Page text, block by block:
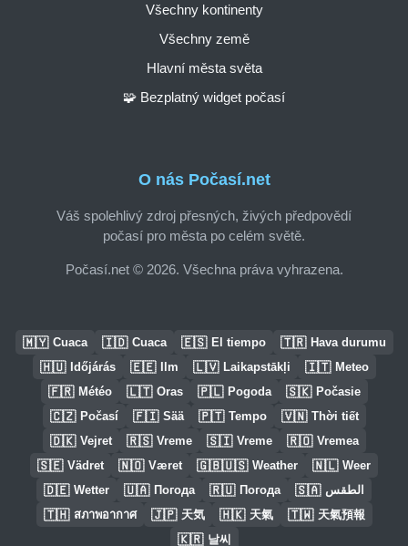
O nás Počasí.net
Váš spolehlivý zdroj přesných, živých předpovědí
počasí pro města po celém světě.
Počasí.net © 2026. Všechna práva vyhrazena.
Všechny kontinenty
Všechny země
Hlavní města světa
🧩 Bezplatný widget počasí
🇲🇾 Cuaca 🇮🇩 Cuaca 🇪🇸 El tiempo 🇹🇷 Hava durumu
🇭🇺 Időjárás 🇪🇪 Ilm 🇱🇻 Laikapstākļi 🇮🇹 Meteo
🇫🇷 Météo 🇱🇹 Oras 🇵🇱 Pogoda 🇸🇰 Počasie
🇨🇿 Počasí 🇫🇮 Sää 🇵🇹 Tempo 🇻🇳 Thời tiết
🇩🇰 Vejret 🇷🇸 Vreme 🇸🇮 Vreme 🇷🇴 Vremea
🇸🇪 Vädret 🇳🇴 Været 🇬🇧🇺🇸 Weather 🇳🇱 Weer
🇩🇪 Wetter 🇺🇦 Погода 🇷🇺 Погода 🇸🇦 الطقس
🇹🇭 สภาพอากาศ 🇯🇵 天気 🇭🇰 天氣 🇹🇼 天氣預報
🇰🇷 날씨